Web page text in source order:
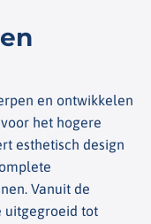
en ontwikkelen
het hogere
esthetisch design
Vanuit de
uitgegroeid tot